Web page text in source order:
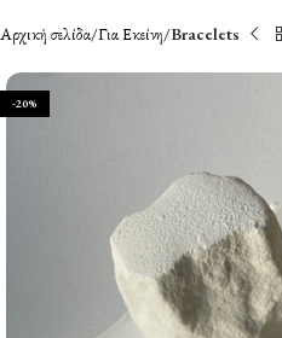
Αρχική σελίδα Για Εκείνη Bracelets
-20%